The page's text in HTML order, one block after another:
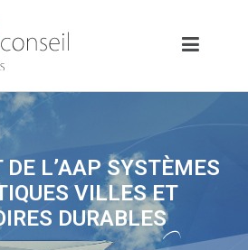
L’AAP SYSTÈMES
VILLES ET
DURABLES